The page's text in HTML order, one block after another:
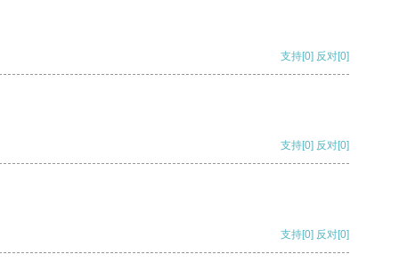
支持[0] 反对[0]
支持[0] 反对[0]
支持[0] 反对[0]